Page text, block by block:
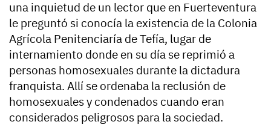
una inquietud de un lector que en Fuerteventura
le preguntó si conocía la existencia de la Colonia
Agrícola Penitenciaría de Tefía, lugar de
internamiento donde en su día se reprimió a
personas homosexuales durante la dictadura
franquista. Allí se ordenaba la reclusión de
homosexuales y condenados cuando eran
considerados peligrosos para la sociedad.